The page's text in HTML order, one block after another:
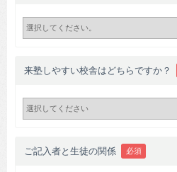
来塾しやすい校舎はどちらですか？
ご記入者と生徒の関係 必須